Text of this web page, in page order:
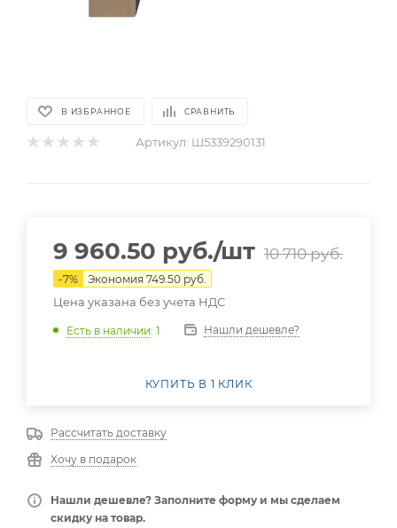
В ИЗБРАННОЕ СРАВНИТЬ
Артикул: Ш5339290131
9 960.50 руб./шт 10 710руб.
-7% Экономия 749.50 руб.
Цена указана без учета НДС
Есть в наличии: 1 Нашли дешевле?
КУПИТЬ В 1 КЛИК
Рассчитать доставку
Хочу в подарок
Нашли дешевле? Заполните форму и мы сделаем
скидку на товар.